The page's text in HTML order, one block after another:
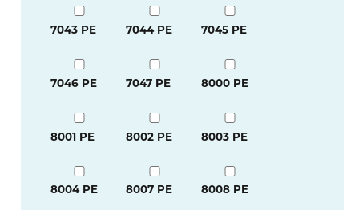
7043 PE 7044 PE 7045 PE
7046 PE 7047 PE 8000 PE
8001 PE 8002 PE 8003 PE
8004 PE 8007 PE 8008 PE